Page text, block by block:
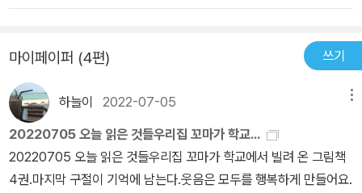
두고 떠나야 하지만이 모든 걸 즐길 순 있지. 꼭 욕심부려 소유하지
도 멋진.. 마음에 와닿는 글귀 하나하나가 너무 멋지고 좋다 동화책도
잘사면 어른에게 감동을 줄수 있다는걸느끼게 해준책.. 너무 멋지고
좋은책이다
마이페이퍼 (4편) 쓰기
하늘이 2022-07-05
20220705 오늘 읽은 것들우리집 꼬마가 학교...
20220705 오늘 읽은 것들우리집 꼬마가 학교에서 빌려 온 그림책
4권.마지막 구절이 기억에 남는다.웃음은 모두를 행복하게 만들어요.